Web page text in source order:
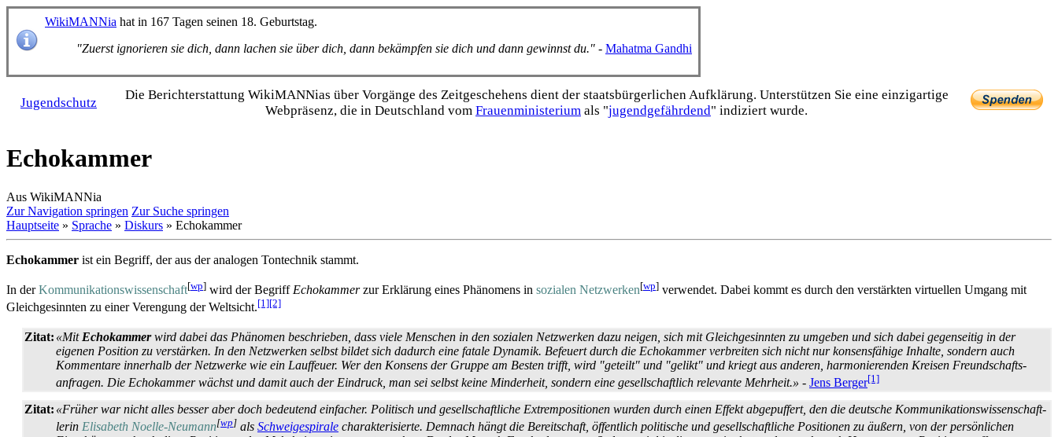
WikiMANNia hat in 167 Tagen seinen 18. Geburtstag.
"Zuerst ignorieren sie dich, dann lachen sie über dich, dann bekämpfen sie dich und dann gewinnst du." - Mahatma Gandhi
Jugendschutz
Die Bericht­erstattung WikiMANNias über Vorgänge des Zeitgeschehens dient der staats­bürgerlichen Aufklärung. Unterstützen Sie eine einzig­artige
Webpräsenz, die in Deutschland vom Frauen­ministerium als "jugend­gefährdend" indiziert wurde.
Echokammer
Aus WikiMANNia
Zur Navigation springen Zur Suche springen
Hauptseite » Sprache » Diskurs » Echokammer
Echokammer ist ein Begriff, der aus der analogen Tontechnik stammt.
In derKommunikationswissenschaft[wp] wird der Begriff Echokammerzur Erklärung eines Phänomens in sozialen Netzwerken[wp] verwendet. Dabei kommt es durch den verstärkten virtuellen Umgang mit
Gleichgesinnten zu einer Verengung der Weltsicht.[1][2]
Zitat: «Mit Echokammerwird dabei das Phänomen beschrieben, dass viele Menschen in den sozialen Netzwerken dazu neigen, sich mit Gleichgesinnten zu umgeben und sich dabei gegenseitig in der
eigenen Position zu verstärken. In den Netzwerken selbst bildet sich dadurch eine fatale Dynamik. Befeuert durch die Echokammer verbreiten sich nicht nur konsens­fähige Inhalte, sondern auch
Kommentare innerhalb der Netzwerke wie ein Lauffeuer. Wer den Konsens der Gruppe am Besten trifft, wird "geteilt" und "gelikt" und kriegt aus anderen, harmonierenden Kreisen Freundschafts­
anfragen. Die Echokammer wächst und damit auch der Eindruck, man sei selbst keine Minderheit, sondern eine gesellschaftlich relevante Mehrheit.» - Jens Berger[1]
Zitat: «Früher war nicht alles besser aber doch bedeutend einfacher. Politisch und gesellschaftliche Extrem­positionen wurden durch einen Effekt abgepuffert, den die deutsche Kommunikations­wissen­schaft­
lerin Elisabeth Noelle-Neumann[wp] als Schweigespirale charakterisierte. Demnach hängt die Bereitschaft, öffentlich politische und gesell­schaft­liche Positionen zu äußern, von der persönlichen